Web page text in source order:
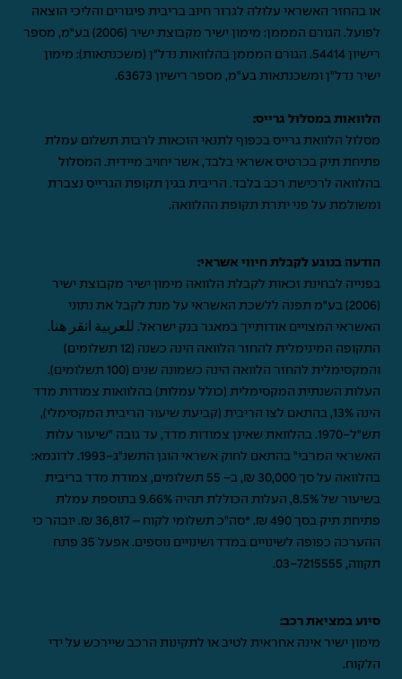
או בהחזר האשראי עלולה לגרור חיוב בריבית פיגורים והליכי הוצאה
לפועל. הגורם המממן: מימון ישיר מקבוצת ישיר (2006) בע"מ, מספר
רישיון 54414. הגורם המממן בהלוואות נדל"ן (משכנתאות): מימון
ישיר נדל"ן ומשכנתאות בע"מ, מספר רישיון 63673.
הלוואות במסלול גרייס:
מסלול הלוואת גרייס בכפוף לתנאי הזכאות לרבות תשלום עמלת
פתיחת תיק בכרטיס אשראי בלבד, אשר יחויב מיידית. המסלול
בהלוואה לרכישת רכב בלבד. הריבית בגין תקופת הגרייס נצברת
ומשולמת על פני יתרת תקופת ההלוואה.
הודעה בנוגע לקבלת חיווי אשראי:
בפנייה לבחינת זכאות לקבלת הלוואה מימון ישיר מקבוצת ישיר
(2006) בע"מ תפנה ללשכת האשראי על מנת לקבל את נתוני
האשראי המצויים אודותייך במאגר בנק ישראל. للعربية انقر هنا.
התקופה המינימלית להחזר הלוואה הינה כשנה (12 תשלומים)
והמקסימלית להחזר הלוואה הינה כשמונה שנים (100 תשלומים).
העלות השנתית המקסימלית (כולל עמלות) בהלוואות צמודות מדד
הינה 13%, בהתאם לצו הריבית (קביעת שיעור הריבית המקסימלי),
תש"ל-1970. בהלוואת שאינן צמודות מדד, עד גובה "שיעור עלות
האשראי המרבי" בהתאם לחוק אשראי הוגן התשנ"ג-1993. לדוגמא:
בהלוואה על סך 30,000 ₪, ב- 55 תשלומים, צמודת מדד בריבית
בשיעור של 8.5%, העלות הכוללת תהיה 9.66% בתוספת עמלת
פתיחת תיק בסך 490 ₪. *סה"כ תשלומי לקוח – 36,817 ₪. יובהר כי
ההערכה כפופה לשינויים במדד ושינויים נוספים. אפעל 35 פתח
תקווה, 03-7215555
.
סיוע במציאת רכב:
מימון ישיר אינה אחראית לטיב או לתקינות הרכב שיירכש על ידי
הלקוח.